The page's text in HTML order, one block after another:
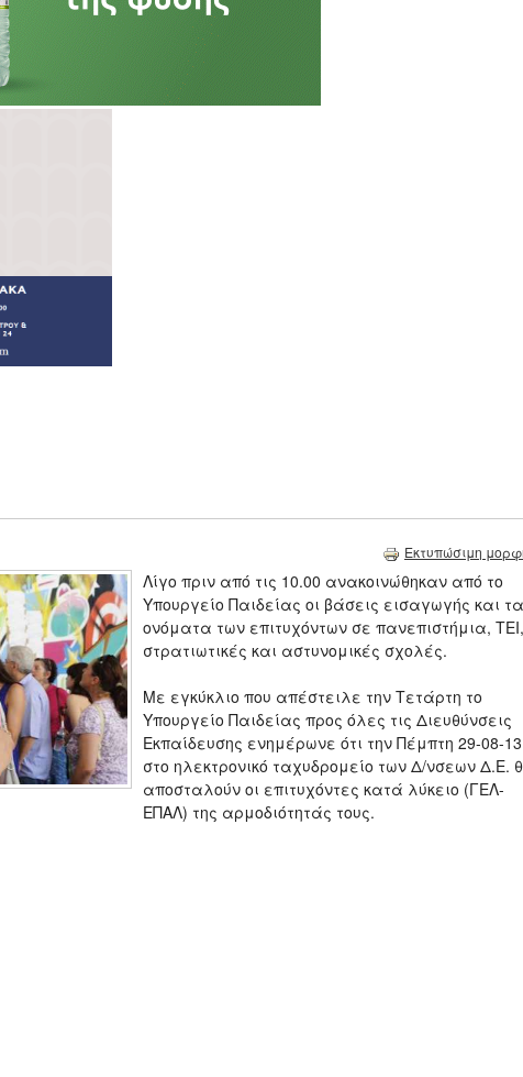
Εκτυπώσιμη
Λίγο πριν από τις 10.00 ανακοινώθηκαν από το
Υπουργείο Παιδείας οι βάσεις εισαγωγής και τα
ονόματα των επιτυχόντων σε πανεπιστήμια, ΤΕΙ,
στρατιωτικές και αστυνομικές σχολές.
Με εγκύκλιο που απέστειλε την Τετάρτη το
Υπουργείο Παιδείας προς όλες τις Διευθύνσεις
Εκπαίδευσης ενημέρωνε ότι την Πέμπτη 29-08-13
στο ηλεκτρονικό ταχυδρομείο των Δ/νσεων Δ.Ε.
αποσταλούν οι επιτυχόντες κατά λύκειο (ΓΕΛ-
ΕΠΑΛ) της αρμοδιότητάς τους.